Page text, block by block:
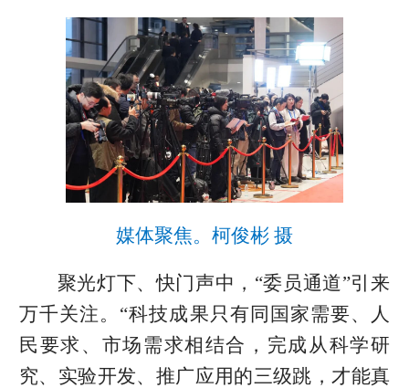
媒体聚焦。柯俊彬 摄
聚光灯下、快门声中，“委员通道”引来
万千关注。“科技成果只有同国家需要、人
民要求、市场需求相结合，完成从科学研
究、实验开发、推广应用的三级跳，才能真